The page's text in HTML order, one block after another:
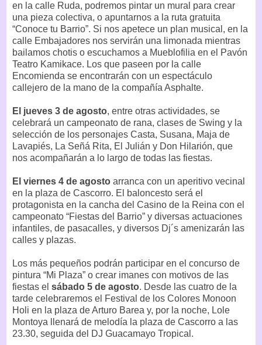
en la calle Ruda, podremos pintar un mural para crear
una pieza colectiva, o apuntarnos a la ruta gratuita
“Conoce tu Barrio”. Si nos apetece un plan musical, en la
calle Embajadores nos servirán una limonada mientras
bailamos chotis o escuchamos a Mueblofilia en el Pavón
Teatro Kamikace. Los que paseen por la calle
Encomienda se encontrarán con un espectáculo
callejero de la mano de la compañía Asphalte.
El jueves 3 de agosto, entre otras actividades, se
celebrará un campeonato de rana, clases de Swing y la
selección de los personajes Casta, Susana, Maja de
Lavapiés, La Señá Rita, El Julián y Don Hilarión, que
nos acompañarán a lo largo de todas las fiestas.
El viernes 4 de agosto arranca con un aperitivo vecinal
en la plaza de Cascorro. El baloncesto será el
protagonista en la cancha del Casino de la Reina con el
campeonato “Fiestas del Barrio” y diversas actuaciones
infantiles, de pasacalles, y diversos Dj´s amenizarán las
calles y plazas.
Los más pequeños podrán participar en el concurso de
pintura “Mi Plaza” o crear imanes con motivos de las
fiestas el sábado 5 de agosto. Desde las cuatro de la
tarde celebraremos el Festival de los Colores Monoon
Holi en la plaza de Arturo Barea y, por la noche, Lole
Montoya llenará de melodía la plaza de Cascorro a las
23.30, seguida del DJ Guacamayo Tropical.